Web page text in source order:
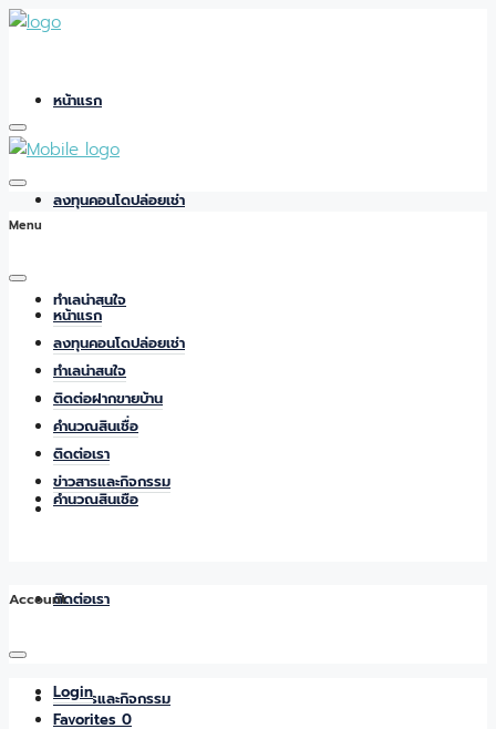
หน้าแรก
ลงทุนคอนโดปล่อยเช่า
ทำเลน่าสนใจ
ติดต่อฝากขายบ้าน
คำนวณสินเชื่อ
ติดต่อเรา
ข่าวสารและกิจกรรม
Menu
หน้าแรก
ลงทุนคอนโดปล่อยเช่า
ทำเลน่าสนใจ
ติดต่อฝากขายบ้าน
คำนวณสินเชื่อ
ติดต่อเรา
ข่าวสารและกิจกรรม
Account
Login
Favorites 0